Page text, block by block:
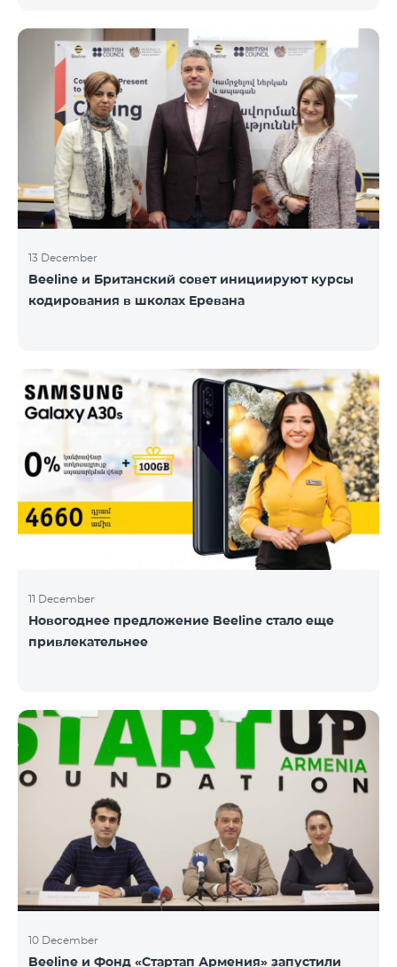
ассоциация» и при содействии Beeline.
Награждение проводится с целью дать оценку
проделанной работе в сфере общественных
связей и коммуникаций, одновременно озвучить
имеющиеся в сфере проблемы, достижения и
вызовы. Армянская PR-ассоциация в течение года
проводила мониторинг происходящих в этой
области событий на основе
13 December
Beeline и Британский совет инициируют курсы
кодирования в школах Еревана
11 December
Новогоднее предложение Beeline стало еще
привлекательнее
10 December
Beeline и Фонд «Стартап Армения» запустили